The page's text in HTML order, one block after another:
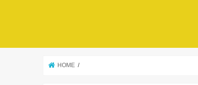
HOME